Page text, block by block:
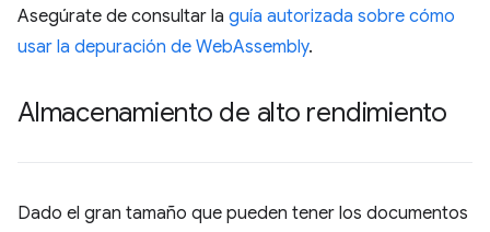
Asegúrate de consultar la guía autorizada sobre cómo
usar la depuración de WebAssembly.
Almacenamiento de alto rendimiento
Dado el gran tamaño que pueden tener los documentos